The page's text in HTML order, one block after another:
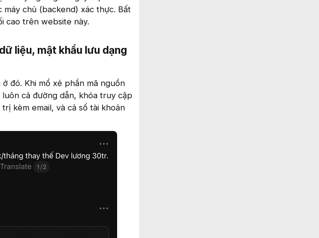
chủ (backend) xác thực. Bất
cao trên website này.
liệu, mật khẩu lưu dạng
đó. Khi mổ xẻ phần mã nguồn
cả đường dẫn, khóa truy cập
kèm email, và cả số tài khoản